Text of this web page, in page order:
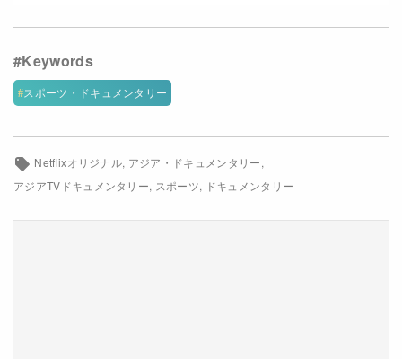
スポーツ・ドキュメンタリー
Netflixオリジナル アジア・ドキュメンタリー
アジアTVドキュメンタリー スポーツ ドキュメンタリー